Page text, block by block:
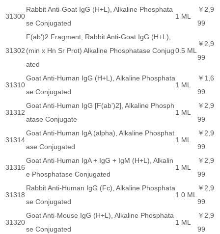
31300
Rabbit Anti-Goat IgG (H+L), Alkaline Phosphata
se Conjugated
1 ML
￥2,9
99
31302
F(ab')2 Fragment, Rabbit Anti-Goat IgG (H+L),
(min x Hn Sr Prot) Alkaline Phosphatase Conjug
ated
0.5 ML
￥2,9
99
31310
Goat Anti-Human IgG (H+L), Alkaline Phosphata
se Conjugated
1 ML
￥1,6
99
31312
Goat Anti-Human IgG [F(ab')2], Alkaline Phosph
atase Conjugate
1 ML
￥2,9
99
31314
Goat Anti-Human IgA (alpha), Alkaline Phosphat
ase Conjugated
1 ML
￥2,9
99
31316
Goat Anti-Human IgA + IgG + IgM (H+L), Alkalin
e Phosphatase Conjugated
1 ML
￥2,9
99
31318
Rabbit Anti-Human IgG (Fc), Alkaline Phosphata
se Conjugated
1.0 ML
￥2,9
99
31320
Goat Anti-Mouse IgG (H+L), Alkaline Phosphata
se Conjugated
1 ML
￥2,9
99